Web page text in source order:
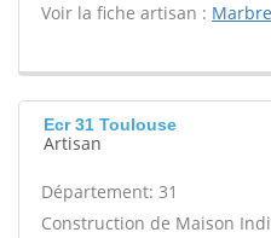
Voir la fiche artisan :
Ecr 31 Toulouse
Artisan
Département: 31
Construction de Maison